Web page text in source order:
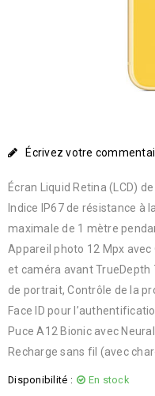
Écrivez votre
Écran Liquid Retina (LCD)
Indice IP67 de résistance à
maximale de 1 mètre
Appareil photo 12 Mpx avec
et caméra avant TrueDepth
de portrait, Contrôle de la
Face ID pour
Puce A12 Bionic avec
Recharge sans fil (avec
Disponibilité : En stock